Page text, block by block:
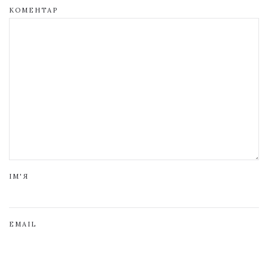
КОМЕНТАР
ІМ'Я
EMAIL